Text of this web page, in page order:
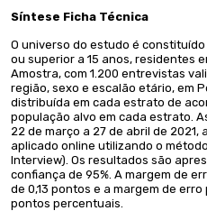
Síntese Ficha Técnica
O universo do estudo é
ou superior a 15 anos, residentes
Amostra, com 1.200 entrevistas
região, sexo e escalão etário, em
distribuída em cada estrato de
população alvo em cada estrato.
22 de março a 27 de abril de
aplicado online utilizando o
Interview). Os resultados são
confiança de 95%. A margem de
de 0,13 pontos e a margem de
pontos percentuais.